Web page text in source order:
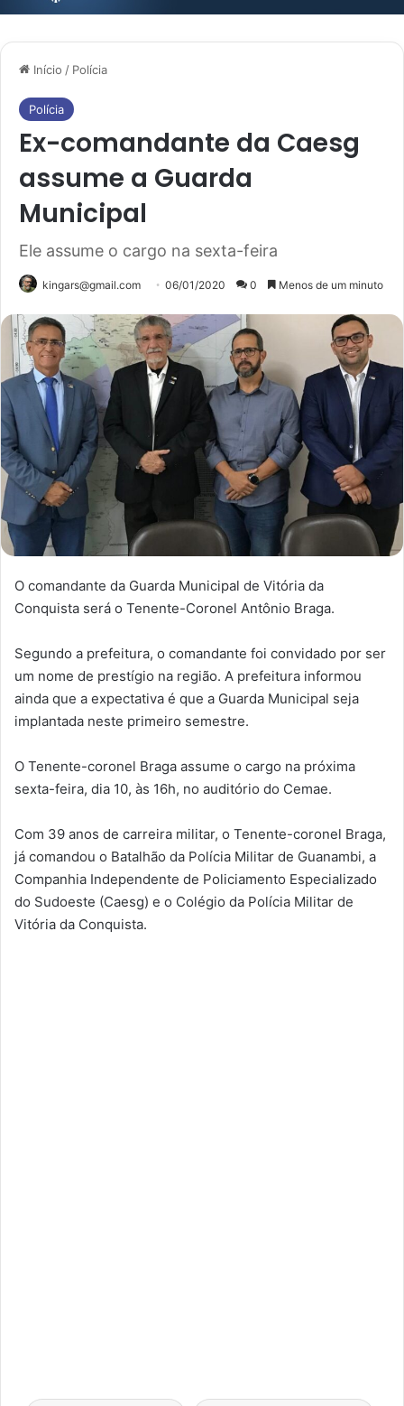
Início / Polícia
Polícia
Ex-comandante da Caesg
assume a Guarda
Municipal
Ele assume o cargo na sexta-feira
kingars@gmail.com 06/01/2020 0 Menos de um minuto
O comandante da Guarda Municipal de Vitória da
Conquista será o Tenente-Coronel Antônio Braga.
Segundo a prefeitura, o comandante foi convidado por ser
um nome de prestígio na região. A prefeitura informou
ainda que a expectativa é que a Guarda Municipal seja
implantada neste primeiro semestre.
O Tenente-coronel Braga assume o cargo na próxima
sexta-feira, dia 10, às 16h, no auditório do Cemae.
Com 39 anos de carreira militar, o Tenente-coronel Braga,
já comandou o Batalhão da Polícia Militar de Guanambi, a
Companhia Independente de Policiamento Especializado
do Sudoeste (Caesg) e o Colégio da Polícia Militar de
Vitória da Conquista.